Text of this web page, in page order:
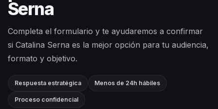
Serna
Completa el formulario y te ayudaremos a confirmar
si Catalina Serna es la mejor opción para tu audiencia,
formato y objetivo.
Respuesta estratégica Menos de 24h hábiles
Proceso confidencial